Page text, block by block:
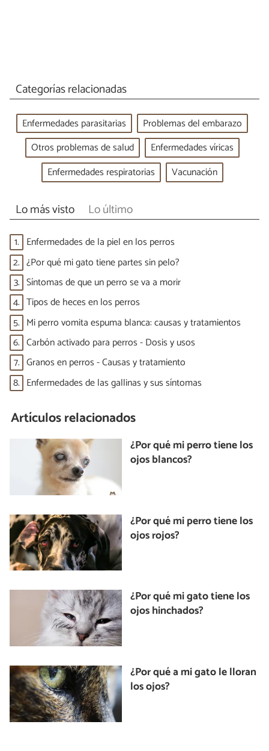
Categorías relacionadas
Enfermedades parasitarias
Problemas del embarazo
Otros problemas de salud
Enfermedades víricas
Enfermedades respiratorias
Vacunación
Lo más visto Lo último
1. Enfermedades de la piel en los perros
2. ¿Por qué mi gato tiene partes sin pelo?
3. Síntomas de que un perro se va a morir
4. Tipos de heces en los perros
5. Mi perro vomita espuma blanca: causas y tratamientos
6. Carbón activado para perros - Dosis y usos
7. Granos en perros - Causas y tratamiento
8. Enfermedades de las gallinas y sus síntomas
Artículos relacionados
¿Por qué mi perro tiene los
ojos blancos?
¿Por qué mi perro tiene los
ojos rojos?
¿Por qué mi gato tiene los
ojos hinchados?
¿Por qué a mi gato le lloran
los ojos?